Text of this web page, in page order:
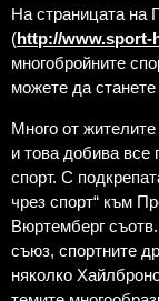
На страницата на
(http://www.sport-
многобройните
можете да
Много от
и това добива все
спорт. С
чрез спорт“ към
Вюртемберг
съюз, спортните
няколко